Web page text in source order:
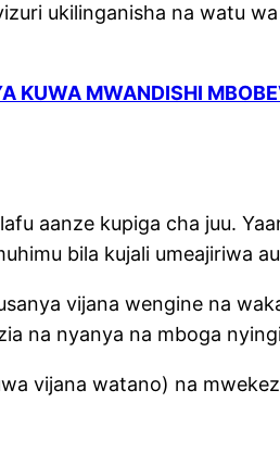
ukilinganisha na watu
KUWA MWANDISHI
aanze kupiga cha juu.
bila kujali umeajiriwa
vijana wengine na
na nyanya na mboga
vijana watano) na